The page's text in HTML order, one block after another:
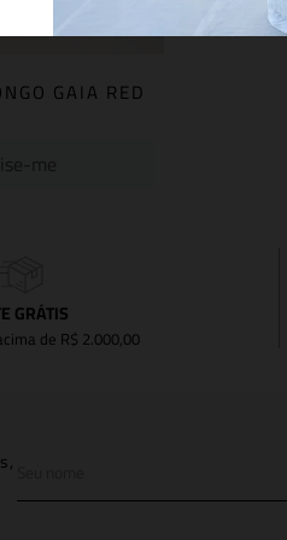
GAIA RED
GRÁTIS
de R$ 2.000,00